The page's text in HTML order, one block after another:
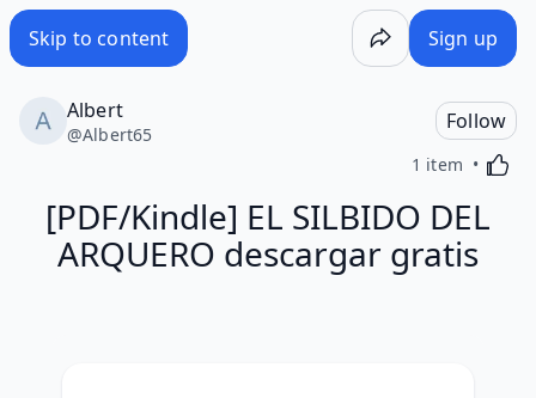
Skip to content Sign up
Albert
@Albert65
Follow
1 item
[PDF/Kindle] EL SILBIDO DEL
ARQUERO descargar gratis